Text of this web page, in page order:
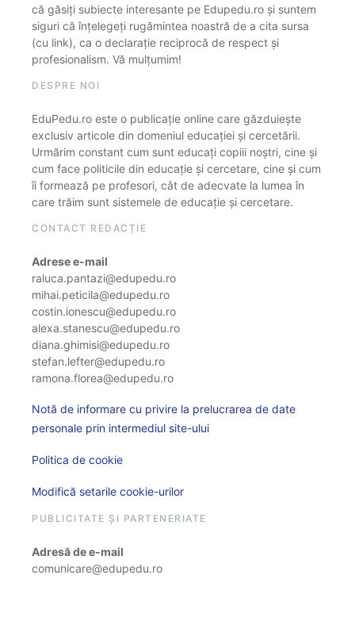
că găsiți subiecte interesante pe Edupedu.ro și suntem
siguri că înțelegeți rugămintea noastră de a cita sursa
(cu link), ca o declarație reciprocă de respect și
profesionalism. Vă mulțumim!
DESPRE NOI
EduPedu.ro este o publicație online care găzduiește
exclusiv articole din domeniul educației și cercetării.
Urmărim constant cum sunt educați copiii noștri, cine și
cum face politicile din educație și cercetare, cine și cum
îi formează pe profesori, cât de adecvate la lumea în
care trăim sunt sistemele de educație și cercetare.
CONTACT REDACȚIE
Adrese e-mail
raluca.pantazi@edupedu.ro
mihai.peticila@edupedu.ro
costin.ionescu@edupedu.ro
alexa.stanescu@edupedu.ro
diana.ghimisi@edupedu.ro
stefan.lefter@edupedu.ro
ramona.florea@edupedu.ro
Notă de informare cu privire la prelucrarea de date
personale prin intermediul site-ului
Politica de cookie
Modifică setarile cookie-urilor
PUBLICITATE ȘI PARTENERIATE
Adresă de e-mail
comunicare@edupedu.ro